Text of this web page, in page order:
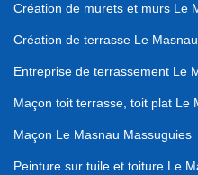
Création de murets et murs Le
Création de terrasse Le
Entreprise de terrassement Le
Maçon toit terrasse, toit plat Le
Maçon Le Masnau Massuguies
Peinture sur tuile et toiture Le